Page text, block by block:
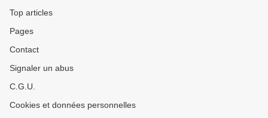
Top articles
Pages
Contact
Signaler un abus
C.G.U.
Cookies et données personnelles